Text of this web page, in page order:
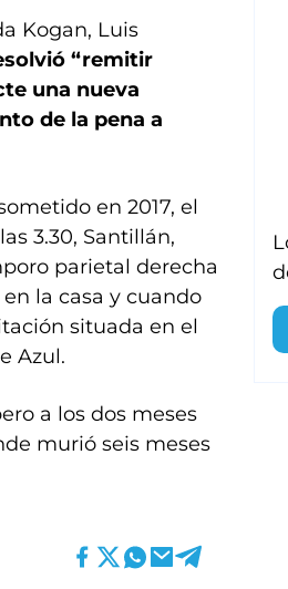
Kogan, Luis
“remitir
una nueva
de la pena a
en 2017, el
3.30, Santillán,
parietal derecha
la casa y cuando
situada en el
Azul.
a los dos meses
murió seis meses